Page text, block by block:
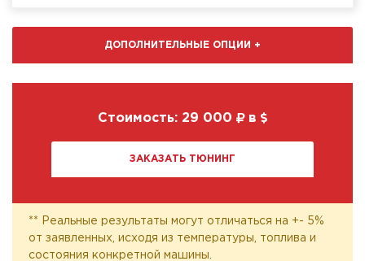
ДОПОЛНИТЕЛЬНЫЕ ОПЦИИ +
Стоимость: 29 000 в
ЗАКАЗАТЬ ТЮНИНГ
** Реальные результаты могут отличаться на +- 5%
от заявленных, исходя из температуры, топлива и
состояния конкретной машины.